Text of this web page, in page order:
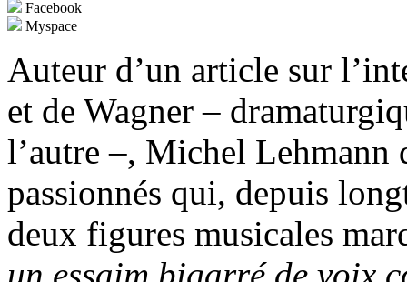
Facebook
Myspace
Auteur d’un article sur
et de Wagner –
l’autre –, Michel
passionnés qui, depuis
deux figures musicales